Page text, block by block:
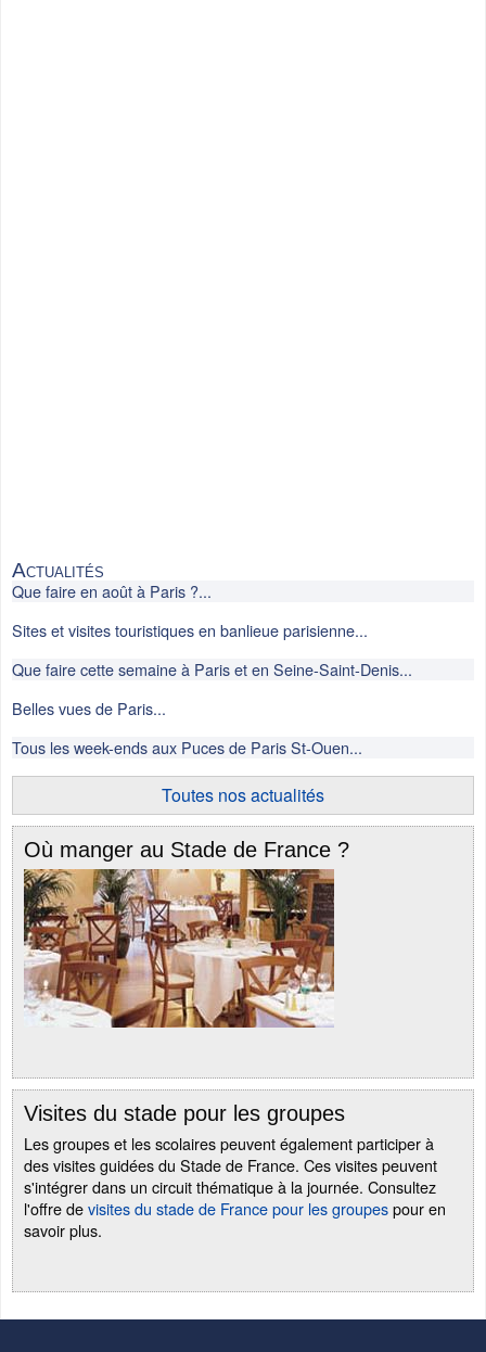
Actualités
Que faire en août à Paris ?...
Sites et visites touristiques en banlieue parisienne...
Que faire cette semaine à Paris et en Seine-Saint-Denis...
Belles vues de Paris...
Tous les week-ends aux Puces de Paris St-Ouen...
Toutes nos actualités
Où manger au Stade de France ?
Visites du stade pour les groupes
Les groupes et les scolaires peuvent également participer à
des visites guidées du Stade de France. Ces visites peuvent
s'intégrer dans un circuit thématique à la journée. Consultez
l'offre devisites du stade de France pour les groupespour en
savoir plus.